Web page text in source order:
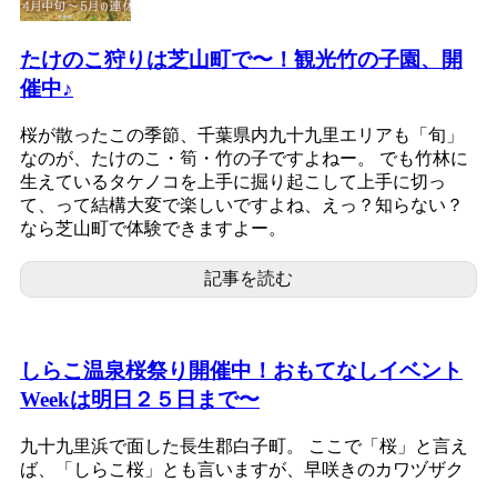
たけのこ狩りは芝山町で〜！観光竹の子園、開
催中♪
桜が散ったこの季節、千葉県内九十九里エリアも「旬」
なのが、たけのこ・筍・竹の子ですよねー。 でも竹林に
生えているタケノコを上手に掘り起こして上手に切っ
て、って結構大変で楽しいですよね、えっ？知らない？
なら芝山町で体験できますよー。
記事を読む
しらこ温泉桜祭り開催中！おもてなしイベント
Weekは明日２５日まで〜
九十九里浜で面した長生郡白子町。 ここで「桜」と言え
ば、「しらこ桜」とも言いますが、早咲きのカワヅザク